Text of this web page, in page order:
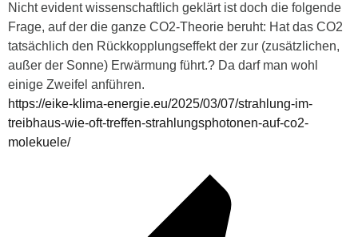
Nicht evident wissenschaftlich geklärt ist doch die folgende
Frage, auf der die ganze CO2-Theorie beruht: Hat das CO2
tatsächlich den Rückkopplungseffekt der zur (zusätzlichen,
außer der Sonne) Erwärmung führt.? Da darf man wohl
einige Zweifel anführen.
https://eike-klima-energie.eu/2025/03/07/strahlung-im-
treibhaus-wie-oft-treffen-strahlungsphotonen-auf-co2-
molekuele/